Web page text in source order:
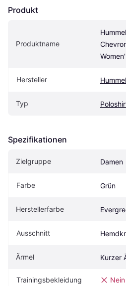
Produkt
Produktname
Hersteller Hummel
Typ
Spezifikationen
Zielgruppe Damen
Farbe Grün
Herstellerfarbe
Ausschnitt
Ärmel Kurzer
Trainingsbekleidung Nein